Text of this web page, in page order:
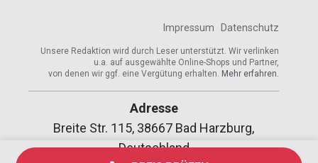
Impressum Datenschutz
Unsere Redaktion wird durch Leser unterstützt. Wir verlinken
u.a. auf ausgewählte Online-Shops und Partner,
von denen wir ggf. eine Vergütung erhalten. Mehr erfahren.
Adresse
Breite Str. 115, 38667 Bad Harzburg,
Deutschland